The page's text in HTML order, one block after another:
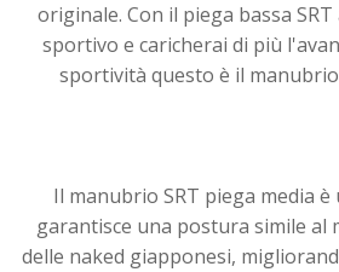
originale. Con il piega bassa
sportivo e caricherai di più
sportività questo è il
Il manubrio SRT piega media è
garantisce una postura simile al
delle naked giapponesi,